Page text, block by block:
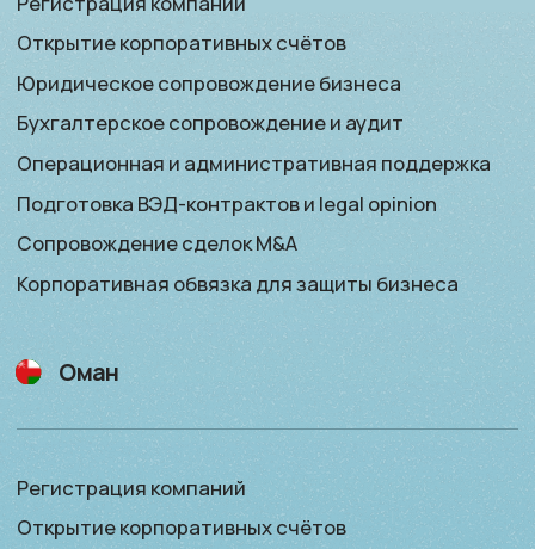
Для Частных лиц
Саудовская Аравия
Катар
Открытие личных счётов и private banking
Финансовое сопровождение
Подбор актива для приобретения или продажи
Сопровождение в приобретении
недвижимости для Золотой визы
Получение резидентского статуса
Наследственное и налоговое планирование
Консультирование по инвестициям
Открытие личных счётов и private banking